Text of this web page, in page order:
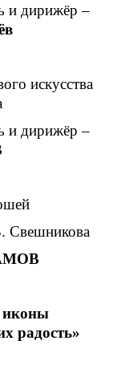
и дирижёр –
искусства
и дирижёр –
Свешникова
иконы
радость»